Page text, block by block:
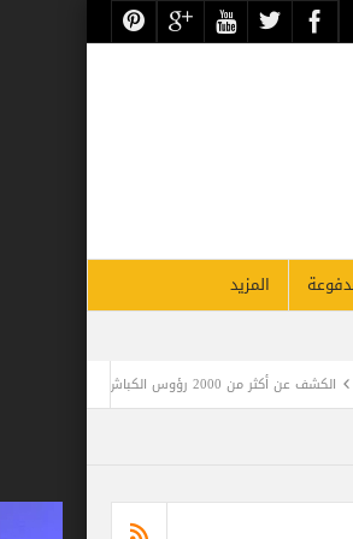
المزيد